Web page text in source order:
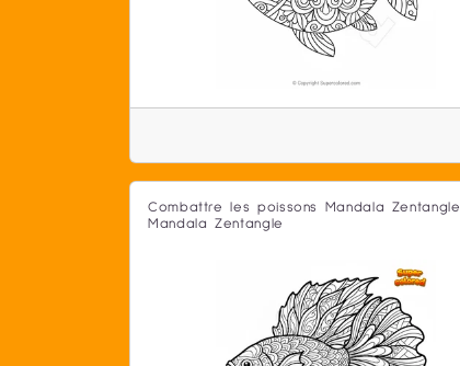
Combattre les poissons Mandala Zentangle
Mandala Zentangle